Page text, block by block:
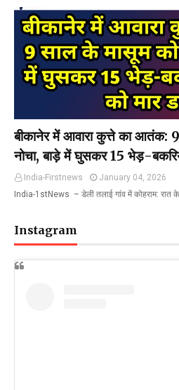
बीकानेर में आवारा कुत्ते का आतंक:
नोचा, बाड़े में घुसकर 15 भेड़-
India-Firstnews
January 04, 2026
India-1stNews ​ – डेली तलाई गांव में कोहराम:
Instagram